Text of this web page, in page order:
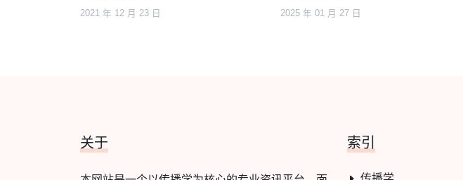
2021 年 12 月 23 日 2025 年 01 月 27 日
关于 索引